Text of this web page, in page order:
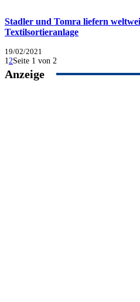
Stadler und Tomra liefern
Textilsortieranlage
19/02/2021
1 2Seite 1 von 2
Anzeige